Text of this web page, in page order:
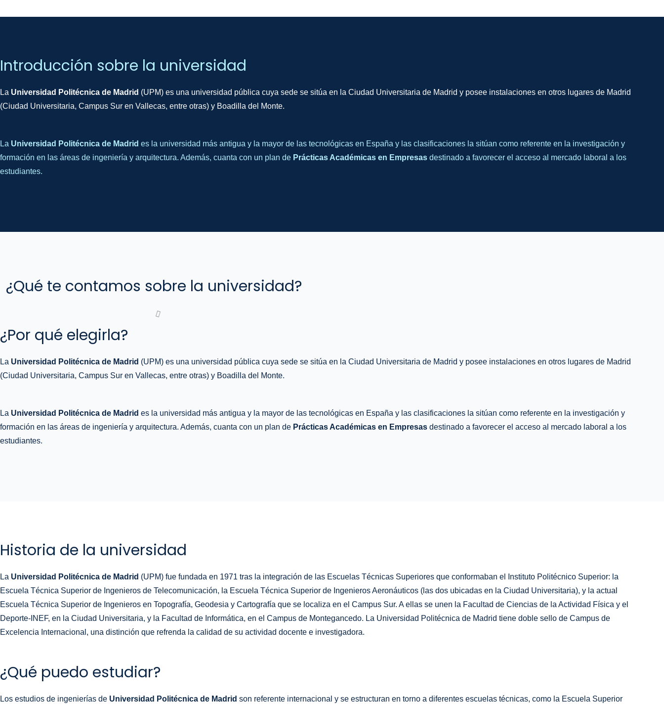
Introducción sobre la universidad
La Universidad Politécnica de Madrid (UPM) es una universidad pública cuya sede se sitúa en la Ciudad Universitaria de Madrid y posee instalaciones en otros lugares de Madrid
(Ciudad Universitaria, Campus Sur en Vallecas, entre otras) y Boadilla del Monte.
La Universidad Politécnica de Madrid es la universidad más antigua y la mayor de las tecnológicas en España y las clasificaciones la sitúan como referente en la investigación y
formación en las áreas de ingeniería y arquitectura. Además, cuanta con un plan de Prácticas Académicas en Empresas destinado a favorecer el acceso al mercado laboral a los
estudiantes.
¿Qué te contamos sobre la universidad?
¿Por qué elegirla?
La Universidad Politécnica de Madrid (UPM) es una universidad pública cuya sede se sitúa en la Ciudad Universitaria de Madrid y posee instalaciones en otros lugares de Madrid
(Ciudad Universitaria, Campus Sur en Vallecas, entre otras) y Boadilla del Monte.
La Universidad Politécnica de Madrid es la universidad más antigua y la mayor de las tecnológicas en España y las clasificaciones la sitúan como referente en la investigación y
formación en las áreas de ingeniería y arquitectura. Además, cuanta con un plan de Prácticas Académicas en Empresas destinado a favorecer el acceso al mercado laboral a los
estudiantes.
Historia de la universidad
La Universidad Politécnica de Madrid (UPM) fue fundada en 1971 tras la integración de las Escuelas Técnicas Superiores que conformaban el Instituto Politécnico Superior: la
Escuela Técnica Superior de Ingenieros de Telecomunicación, la Escuela Técnica Superior de Ingenieros Aeronáuticos (las dos ubicadas en la Ciudad Universitaria), y la actual
Escuela Técnica Superior de Ingenieros en Topografía, Geodesia y Cartografía que se localiza en el Campus Sur. A ellas se unen la Facultad de Ciencias de la Actividad Física y el
Deporte-INEF, en la Ciudad Universitaria, y la Facultad de Informática, en el Campus de Montegancedo. La Universidad Politécnica de Madrid tiene doble sello de Campus de
Excelencia Internacional, una distinción que refrenda la calidad de su actividad docente e investigadora.
¿Qué puedo estudiar?
Los estudios de ingenierías de Universidad Politécnica de Madrid son referente internacional y se estructuran en torno a diferentes escuelas técnicas, como la Escuela Superior